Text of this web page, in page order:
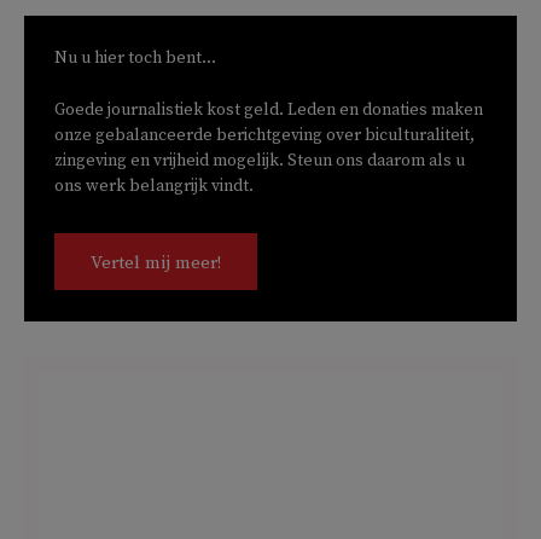
Nu u hier toch bent...
Goede journalistiek kost geld. Leden en donaties maken
onze gebalanceerde berichtgeving over biculturaliteit,
zingeving en vrijheid mogelijk. Steun ons daarom als u
ons werk belangrijk vindt.
Vertel mij meer!